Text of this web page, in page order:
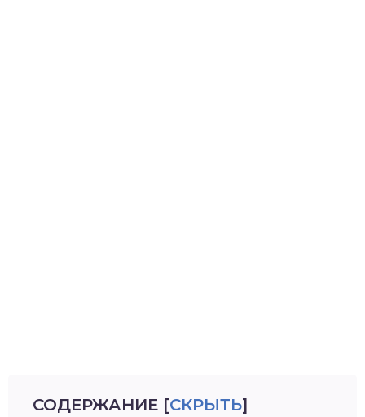
СОДЕРЖАНИЕ [СКРЫТЬ]